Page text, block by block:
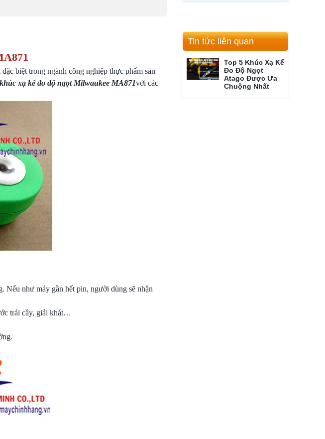
biệt trong ngành công nghiệp thực phẩm sản
khúc xạ kế đo độ ngọt Milwaukee MA871với các
Nếu như máy gần hết pin, người dùng sẽ nhận
trái cây, giải khát…
Tin tức liên quan
Top 5 Khúc Xạ Kế
Đo Độ Ngọt
Atago Được Ưa
Chuộng Nhất